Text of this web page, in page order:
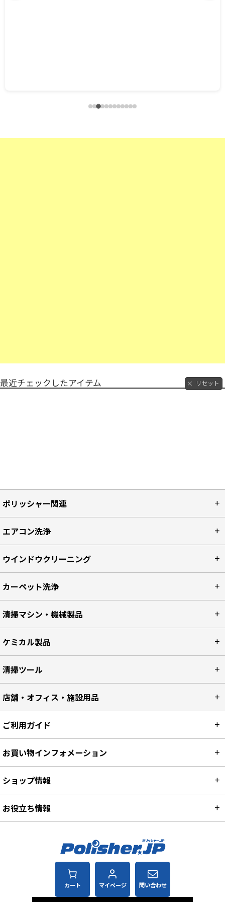
最近チェックしたアイテム リセット
ポリッシャー関連
エアコン洗浄
ウインドウクリーニング
カーペット洗浄
清掃マシン・機械製品
ケミカル製品
清掃ツール
店舗・オフィス・施設用品
カート マイページ 問い合わせ
ご利用ガイド
お買い物インフォメーション
ショップ情報
お役立ち情報